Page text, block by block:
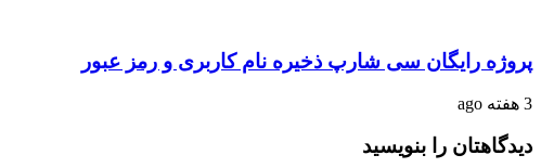
پروژه رایگان سی شارپ ذخیره نام کاربری و رمز عبور
3 هفته ago
دیدگاهتان را بنویسید